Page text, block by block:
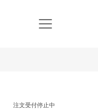
注文受付停止中